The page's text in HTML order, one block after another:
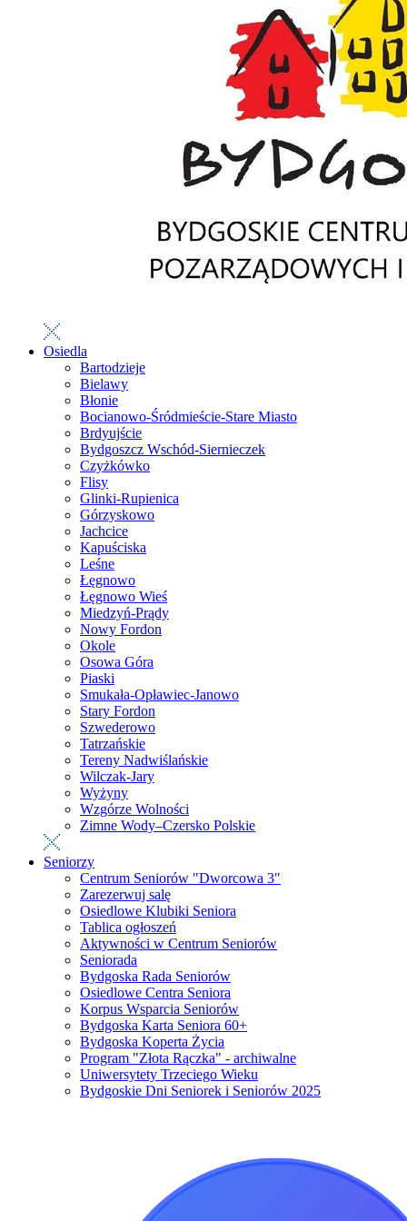
Osiedla
Bartodzieje
Bielawy
Błonie
Bocianowo-Śródmieście-Stare Miasto
Brdyujście
Bydgoszcz Wschód-Siernieczek
Czyżkówko
Flisy
Glinki-Rupienica
Górzyskowo
Jachcice
Kapuściska
Leśne
Łęgnowo
Łęgnowo Wieś
Miedzyń-Prądy
Nowy Fordon
Okole
Osowa Góra
Piaski
Smukała-Opławiec-Janowo
Stary Fordon
Szwederowo
Tatrzańskie
Tereny Nadwiślańskie
Wilczak-Jary
Wyżyny
Wzgórze Wolności
Zimne Wody–Czersko Polskie
Seniorzy
Centrum Seniorów "Dworcowa 3"
Zarezerwuj salę
Osiedlowe Klubiki Seniora
Tablica ogłoszeń
Aktywności w Centrum Seniorów
Seniorada
Bydgoska Rada Seniorów
Osiedlowe Centra Seniora
Korpus Wsparcia Seniorów
Bydgoska Karta Seniora 60+
Bydgoska Koperta Życia
Program "Złota Rączka" - archiwalne
Uniwersytety Trzeciego Wieku
Bydgoskie Dni Seniorek i Seniorów 2025